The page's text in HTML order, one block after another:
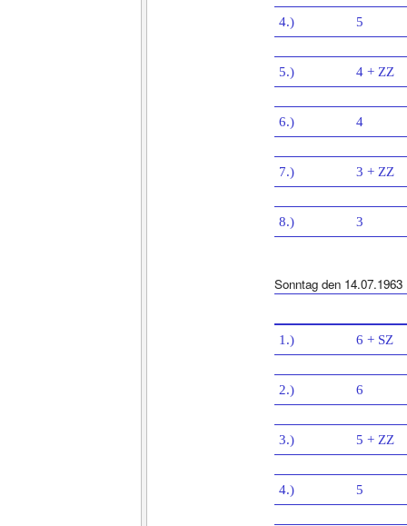
4.) 5
5.) 4 + ZZ
6.) 4
7.) 3 + ZZ
8.) 3
Sonntag den 14.07.1963
1.) 6 + SZ
2.) 6
3.) 5 + ZZ
4.) 5